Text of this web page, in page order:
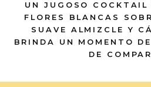
UN JUGOSO COCKTAIL
FLORES BLANCAS
SUAVE ALMIZCLE Y
BRINDA UN MOMENTO
DE